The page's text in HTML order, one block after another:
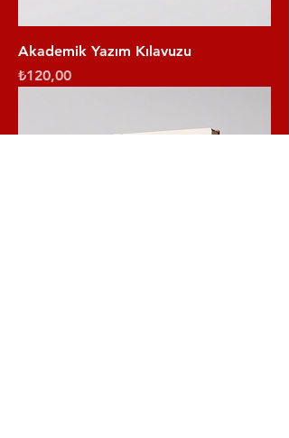
Akademik Yazım Kılavuzu
Fiyat
₺120,00